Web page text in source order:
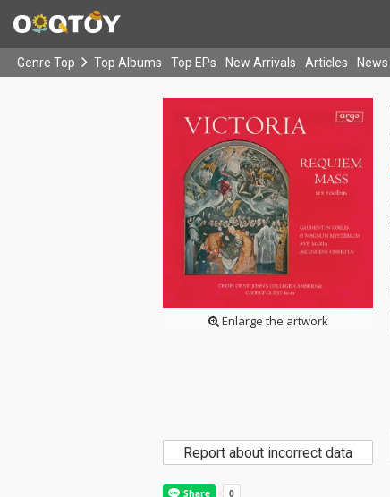
Genre Top Top Albums Top EPs New Arrivals Articles News
Enlarge the artwork
Report about incorrect data